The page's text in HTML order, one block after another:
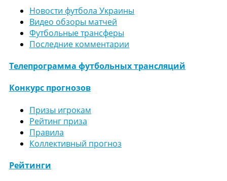
Новости футбола Украины
Видео обзоры матчей
Футбольные трансферы
Последние комментарии
Телепрограмма футбольных трансляций
Конкурс прогнозов
Призы игрокам
Рейтинг приза
Правила
Коллективный прогноз
Рейтинги